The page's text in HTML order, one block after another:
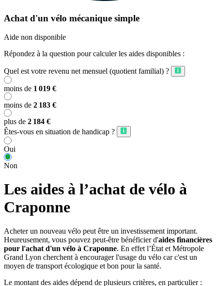
Achat d'un vélo mécanique simple
Aide non disponible
Répondez à la question pour calculer les aides disponibles :
Quel est votre revenu net mensuel (quotient familial) ?
moins de 1 019 €
moins de 2 183 €
plus de 2 184 €
Êtes-vous en situation de handicap ?
Oui
Non
Les aides à l’achat de vélo à
Craponne
Acheter un nouveau vélo peut être un investissement important.
Heureusement, vous pouvez peut-être bénéficier d'aides financières
pour l'achat d'un vélo à Craponne. En effet l’État et Métropole
Grand Lyon cherchent à encourager l'usage du vélo car c'est un
moyen de transport écologique et bon pour la santé.
Le montant des aides dépend de plusieurs critères, en particulier :